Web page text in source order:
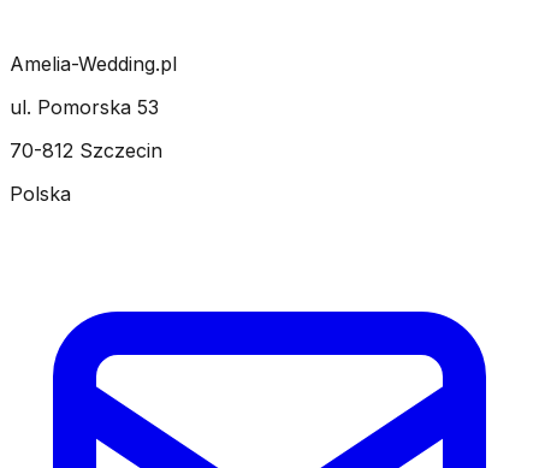
Amelia-Wedding.pl
ul. Pomorska 53
70-812 Szczecin
Polska